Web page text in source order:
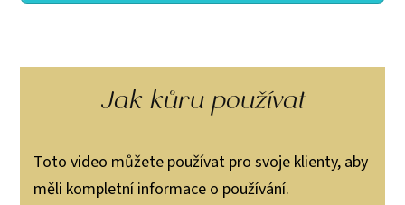
Jak kůru používat
Toto video můžete používat pro svoje klienty, aby
měli kompletní informace o používání.